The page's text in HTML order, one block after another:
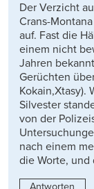
Der Verzicht
Crans-
auf. Fast die
einem nicht
Jahren
Gerüchten
Kokain,Xtasy).
Silvester
von der
nach einem
die Worte, und